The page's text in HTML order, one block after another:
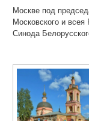
Москве под
Московского и
Синода